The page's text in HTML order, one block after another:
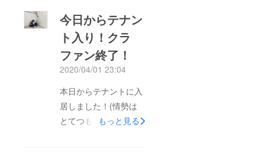
今日からテナン
ト入り！クラ
ファン終了！
2020/04/01 23:04
本日からテナントに入
居しました！(情勢は
とてつもなく厳しいで
もっと見る